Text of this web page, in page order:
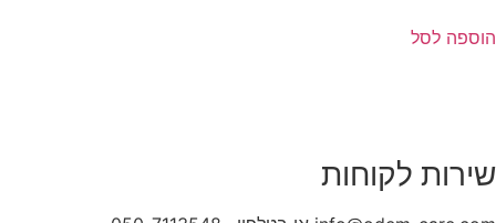
הוספה לסל
שירות לקוחות